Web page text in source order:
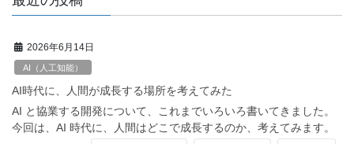
2026年6月14日
AI（人工知能）
AI時代に、人間が成長する場所を考えてみた
AI と協業する開発について、これまでいろいろ書いてきました。
今回は、AI 時代に、人間はどこで成長するのか、考えてみます。